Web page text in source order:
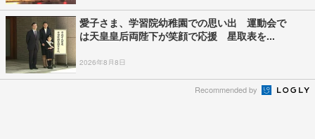
愛子さま、学習院幼稚園での思い出 運動会で
は天皇皇后両陛下が笑顔で応援 星取表を...
2026年8月8日
Recommended by